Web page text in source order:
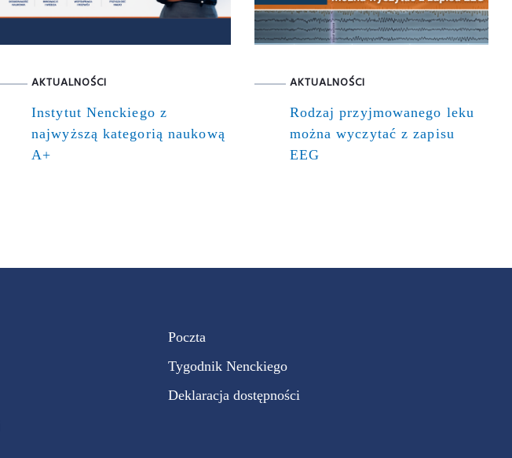
AKTUALNOŚCI
Instytut Nenckiego z
najwyższą kategorią naukową
A+
AKTUALNOŚCI
Rodzaj przyjmowanego leku
można wyczytać z zapisu
EEG
Poczta
Tygodnik Nenckiego
Deklaracja dostępności